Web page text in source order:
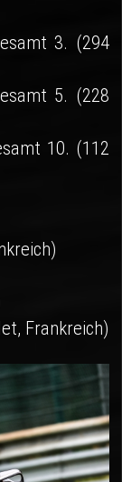
3. (294
5. (228
10. (112
Frankreich)